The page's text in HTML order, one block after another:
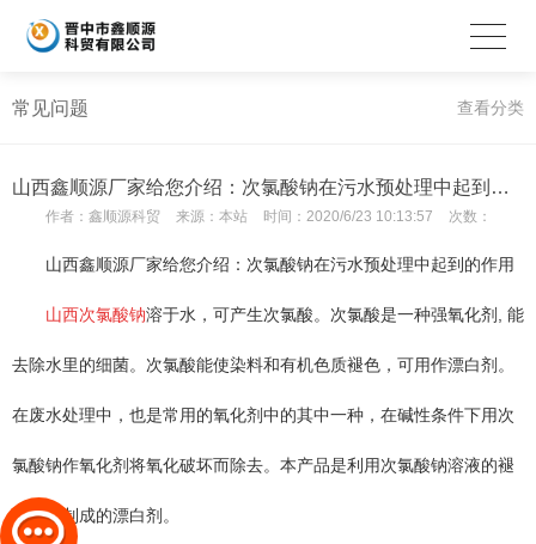
常见问题 查看分类
山西鑫顺源厂家给您介绍：次氯酸钠在污水预处理中起到的作用
作者： 鑫顺源科贸 来源： 本站 时间： 2020/6/23 10:13:57 次数：
山西鑫顺源厂家给您介绍：次氯酸钠在污水预处理中起到的作用
山西次氯酸钠溶于水，可产生次氯酸。次氯酸是一种强氧化剂, 能
去除水里的细菌。次氯酸能使染料和有机色质褪色，可用作漂白剂。
在废水处理中，也是常用的氧化剂中的其中一种，在碱性条件下用次
氯酸钠作氧化剂将氧化破坏而除去。本产品是利用次氯酸钠溶液的褪
色功能制成的漂白剂。